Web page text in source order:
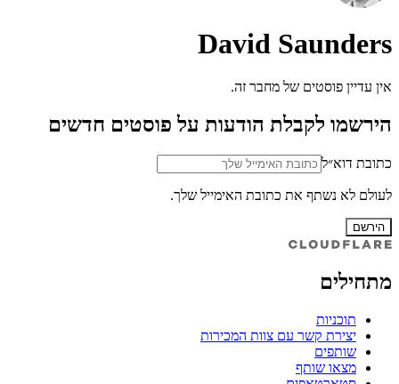
David Saunders
אין עדיין פוסטים של מחבר זה.
הירשמו לקבלת הודעות על פוסטים חדשים
כתובת דוא״ל
לעולם לא נשתף את כתובת האימייל שלך.
הירשם
מתחילים
תוכניות
יצירת קשר עם צוות המכירות
שותפים
מצאו שותף